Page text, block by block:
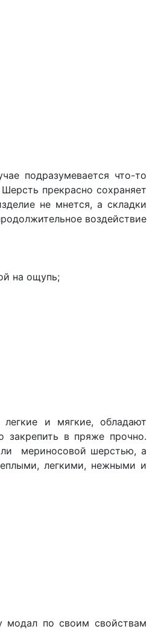
подразумевается что-то
прекрасно сохраняет
не мнется, а складки
воздействие
на ощупь;
и мягкие, обладают
в пряже прочно.
мериносовой шерстью, а
легкими, нежными и
модал по своим свойствам